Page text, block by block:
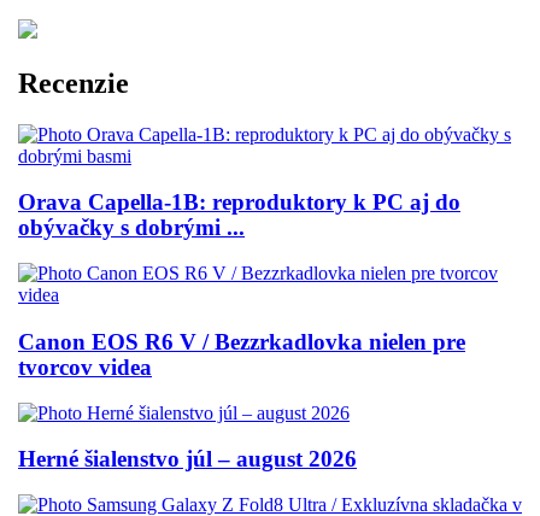
Recenzie
Orava Capella-1B: reproduktory k PC aj do
obývačky s dobrými ...
Canon EOS R6 V / Bezzrkadlovka nielen pre
tvorcov videa
Herné šialenstvo júl – august 2026